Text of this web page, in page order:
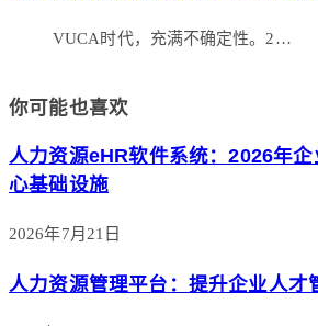
VUCA时代，充满不确定性。2…
你可能也喜欢
人力资源eHR软件系统：2026年
心基础设施
2026年7月21日
人力资源管理平台：提升企业人才